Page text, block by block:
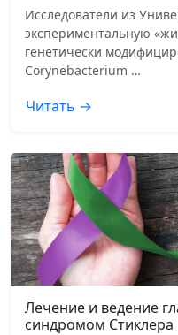
Исследователи из
экспериментальную
генетически
Corynebacterium …
Читать →
Лечение и ведение
синдромом Стиклера